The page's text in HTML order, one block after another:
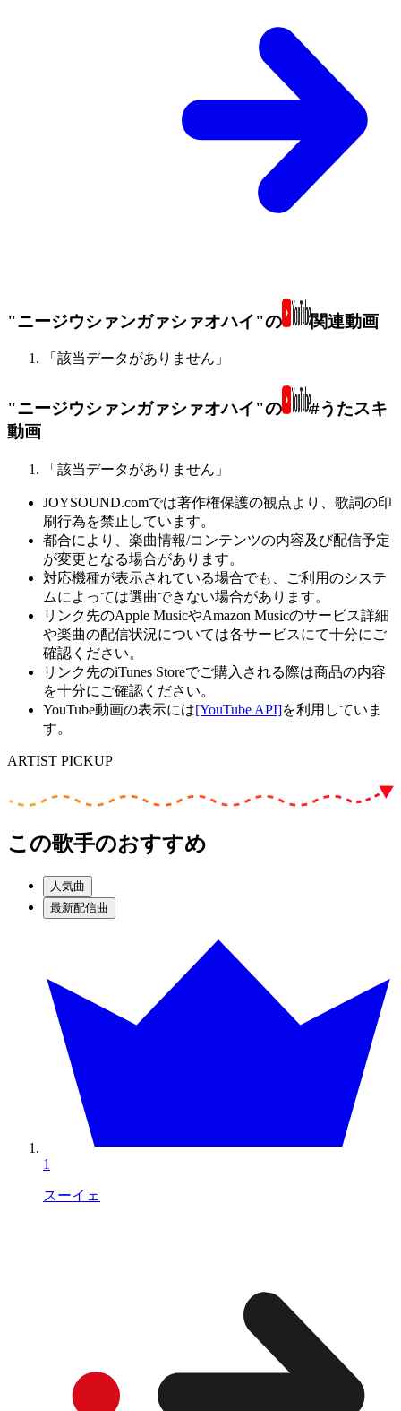
"ニージウシァンガァシァオハイ"の 関連動画
「該当データがありません」
"ニージウシァンガァシァオハイ"の
#うたスキ
動画
「該当データがありません」
JOYSOUND.comでは著作権保護の観点より、歌詞の印
刷行為を禁止しています。
都合により、楽曲情報/コンテンツの内容及び配信予定
が変更となる場合があります。
対応機種が表示されている場合でも、ご利用のシステ
ムによっては選曲できない場合があります。
リンク先のApple MusicやAmazon Musicのサービス詳細
や楽曲の配信状況については各サービスにて十分にご
確認ください。
リンク先のiTunes Storeでご購入される際は商品の内容
を十分にご確認ください。
YouTube動画の表示には[YouTube API]を利用していま
す。
ARTIST PICKUP
この歌手のおすすめ
人気曲
最新配信曲
1
スーイェ